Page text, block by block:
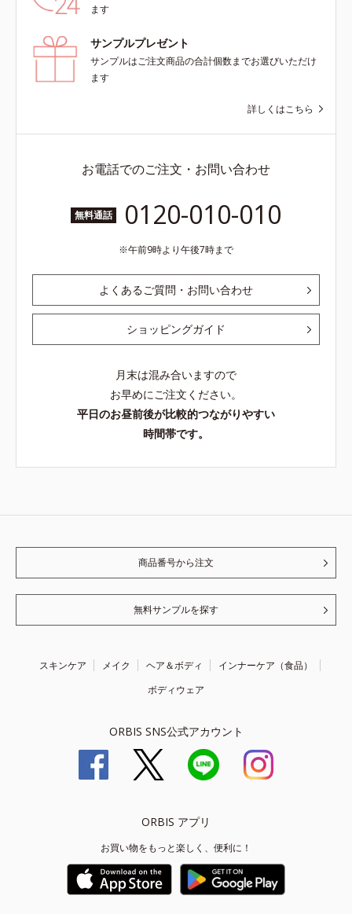
ます
サンプルプレゼント
サンプルはご注文商品の合計個数までお選びいただけ
ます
詳しくはこちら
お電話でのご注文・お問い合わせ
無料通話 0120-010-010
午前9時より午後7時まで
よくあるご質問・お問い合わせ
ショッピングガイド
月末は混み合いますので
お早めにご注文ください。
平日のお昼前後が比較的つながりやすい
時間帯です。
商品番号から注文
無料サンプルを探す
スキンケア メイク ヘア＆ボディ
インナーケア（食品）
ボディウェア
ORBIS SNS公式アカウント
ORBIS アプリ
お買い物をもっと楽しく、便利に！